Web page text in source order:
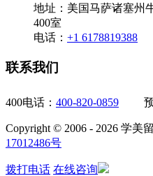
地址：美国马萨诸塞州
400室
电话： +1 6178819388
联系我们
400电话： 400-820-0859 预
Copyright © 2006 - 2026 学美
17012486号
拨打电话 在线咨询